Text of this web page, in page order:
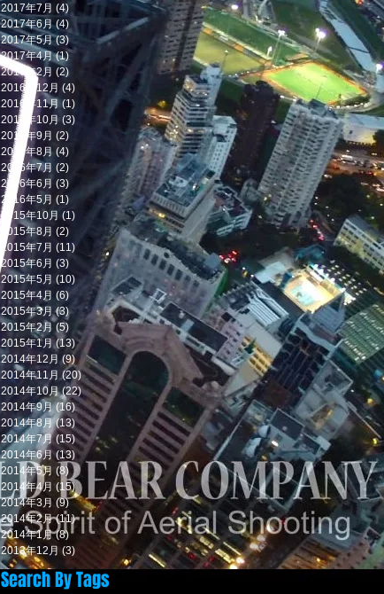
2017年7月 (4)4 篇文章
2017年6月 (4) 4 篇文章
2017年5月 (3)3 篇文章
2017年4月 (1)1 篇文章
2017年2月 (2)
2016年12月 (4) 4 篇文章
2016年11月 (1)
2016年10月 (3)
2016年9月 (2)
2016年8月 (4)
2016年7月 (2)
2016年6月 (3)
2016年5月 (1) 1 篇文章
2015年10月 (1) 1 篇文章
2015年8月 (2)
2015年7月 (11)11 篇文章
2015年6月 (3) 3 篇文章
2015年5月 (10) 10 篇文章
2015年4月 (6) 6 篇文章
2015年3月 (3)3 篇文章
2015年2月 (5) 5 篇文章
2015年1月 (13)13 篇文章
2014年12月 (9)9 篇文章
2014年11月 (20)20 篇文章
2014年10月 (22)22 篇文章
2014年9月 (16)16 篇文章
2014年8月 (13)13 篇文章
2014年7月 (15)15 篇文章
2014年6月 (13)13 篇文章
2014年5月 (8) 8 篇文章
2014年4月 (15) 15 篇文章
2014年3月 (9)9 篇文章
2014年2月 (11)11 篇文章
2014年1月 (8)8 篇文章
2013年12月 (3) 3 篇文章
Search By Tags